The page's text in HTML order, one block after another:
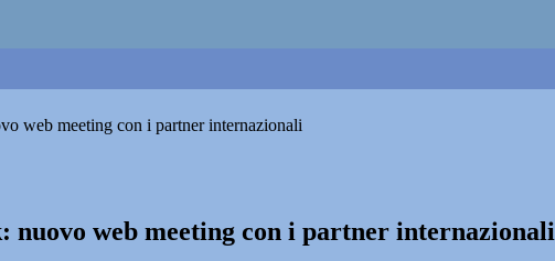
web meeting con i partner internazionali
web meeting con i partner internazionali